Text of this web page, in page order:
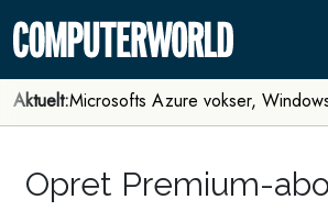
Aktuelt:Microsofts Azure vokser,
Opret Premium-